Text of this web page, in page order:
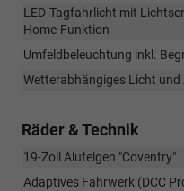
LED-Tagfahrlicht mit
Home-Funktion
Umfeldbeleuchtung inkl.
Wetterabhängiges Licht und
Räder & Technik
19-Zoll Alufelgen "Coventry"
Adaptives Fahrwerk (DCC